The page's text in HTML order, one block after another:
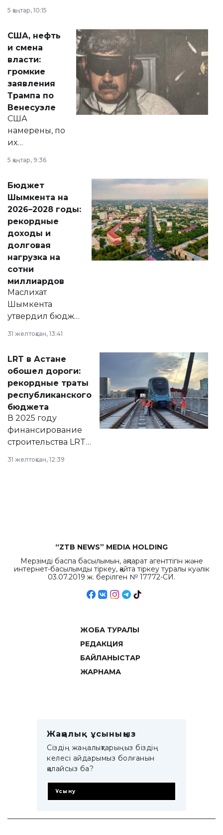
сразу несколько
актуальных тем —
от слухов о
политических
реформах до
вопросов армии,
экономики и
личного здоровья.
5 қаңтар, 10:15
США, нефть
и смена
власти:
громкие
заявления
Трампа по
Венесуэле
США
намерены, по
их
принести
народу
Венесуэлы.
5 қаңтар, 9:36
Бюджет
Шымкента на
2026–2028 годы:
рекордные
доходы и
долговая
нагрузка на
сотни
миллиардов
Маслихат
Шымкента
утвердил бюджет
2028 годы.
документ
появился в базе
нормативных
правовых актов и
на сайте маслихат
города.
31 желтоқсан, 13:41
LRT в Астане
обошел дороги:
рекордные траты
республиканского
бюджета
В 2025 году
финансирование
строительства LRT
республиканского
31 желтоқсан, 12:39
“ZTB NEWS” MEDIA HOLDING
Мерзімді баспа басылымын, ақпарат агенттігін және
интернет-басылымды тіркеу, қайта тіркеу туралы куәлік
03.07.2019 ж. берілген № 17772-СИ.
ЖОБА ТУРАЛЫ
РЕДАКЦИЯ
БАЙЛАНЫСТАР
ЖАРНАМА
Жаңалық ұсыныңыз
Сіздің жаңалықтарыңыз біздің
келесі айдарымыз болғанын
қалайсыз ба?
Ұсыну